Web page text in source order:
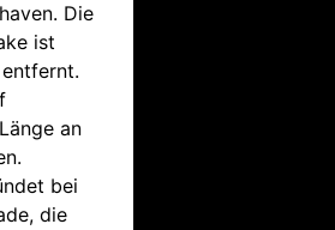
Die
ist
an
bei
die